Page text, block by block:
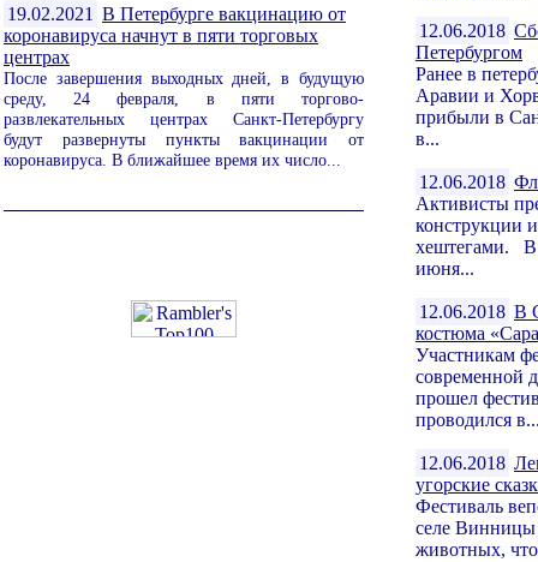
19.02.2021 В Петербурге вакцинацию от
коронавируса начнут в пяти торговых
центрах
После завершения выходных дней, в будущую
среду, 24 февраля, в пяти торгово-
развлекательных центрах Санкт-Петербургу
будут развернуты пункты вакцинации от
коронавируса. В ближайшее время их число...
12.06.2018
Петербургом
Ранее в
Аравии и
прибыли в
в...
12.06.2018
Активисты
конструкции
хештегами. В
июня...
12.06.2018 В
костюма
Участникам
современной
прошел
проводился
12.06.2018
угорские
Фестиваль
селе Винницы
животных,